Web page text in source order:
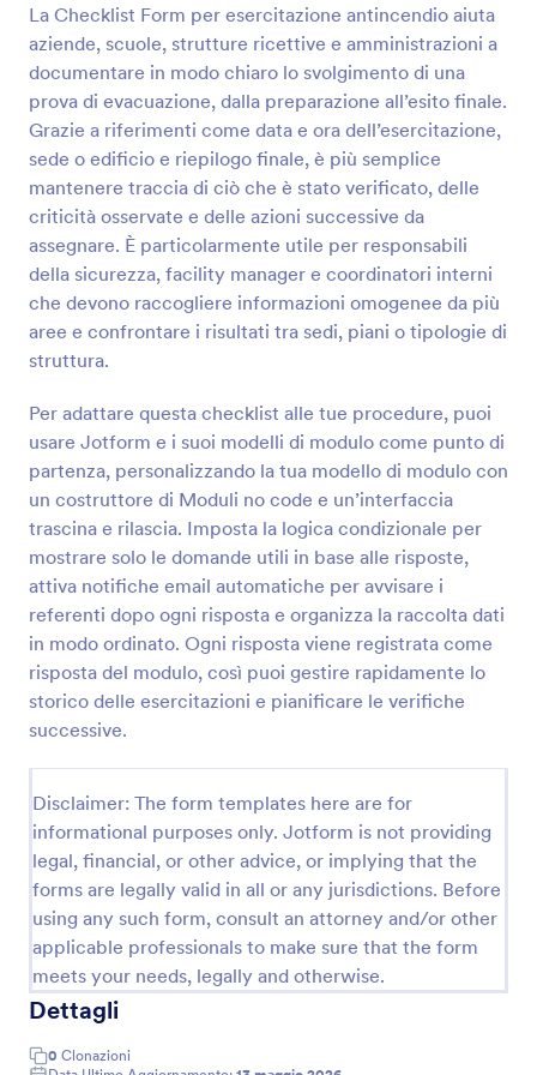
La Checklist Form per esercitazione antincendio aiuta
aziende, scuole, strutture ricettive e amministrazioni a
documentare in modo chiaro lo svolgimento di una
prova di evacuazione, dalla preparazione all’esito finale.
Grazie a riferimenti come data e ora dell’esercitazione,
sede o edificio e riepilogo finale, è più semplice
mantenere traccia di ciò che è stato verificato, delle
criticità osservate e delle azioni successive da
assegnare. È particolarmente utile per responsabili
della sicurezza, facility manager e coordinatori interni
che devono raccogliere informazioni omogenee da più
aree e confrontare i risultati tra sedi, piani o tipologie di
struttura.
Per adattare questa checklist alle tue procedure, puoi
usare Jotform e i suoi modelli di modulo come punto di
partenza, personalizzando la tua modello di modulo con
un costruttore di Moduli no code e un’interfaccia
trascina e rilascia. Imposta la logica condizionale per
mostrare solo le domande utili in base alle risposte,
attiva notifiche email automatiche per avvisare i
referenti dopo ogni risposta e organizza la raccolta dati
in modo ordinato. Ogni risposta viene registrata come
risposta del modulo, così puoi gestire rapidamente lo
storico delle esercitazioni e pianificare le verifiche
successive.
Disclaimer: The form templates here are for
informational purposes only. Jotform is not providing
legal, financial, or other advice, or implying that the
forms are legally valid in all or any jurisdictions. Before
using any such form, consult an attorney and/or other
applicable professionals to make sure that the form
meets your needs, legally and otherwise.
Dettagli
0 Clonazioni
Anteprima
Modulo Di Ispezione Per Pulizie
Raccogli e archivia ispezioni di pulizia e ordine per
sedi, turni e aree controllate con il Modulo Lista di
controllo per ispezione pulizia di Jotform, utile a
imprese di pulizie e responsabili di struttura.
Go to Category:
Moduli Liste di Controllo
Usa Template
Anteprima